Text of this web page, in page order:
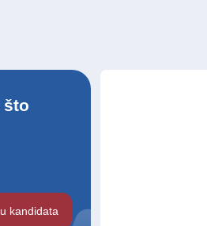
što
kandidata